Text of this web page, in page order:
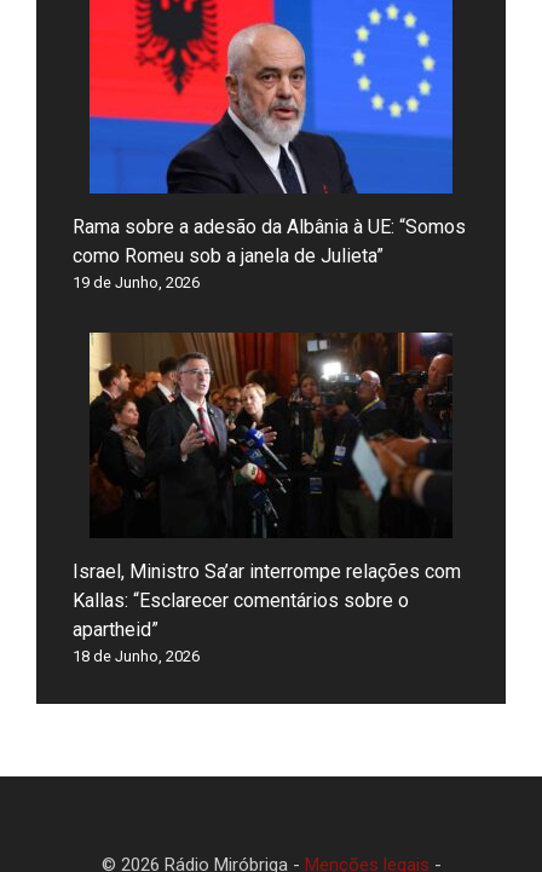
Rama sobre a adesão da Albânia à UE: “Somos
como Romeu sob a janela de Julieta”
19 de Junho, 2026
Israel, Ministro Sa’ar interrompe relações com
Kallas: “Esclarecer comentários sobre o
apartheid”
18 de Junho, 2026
© 2026 Rádio Miróbriga - Menções legais -